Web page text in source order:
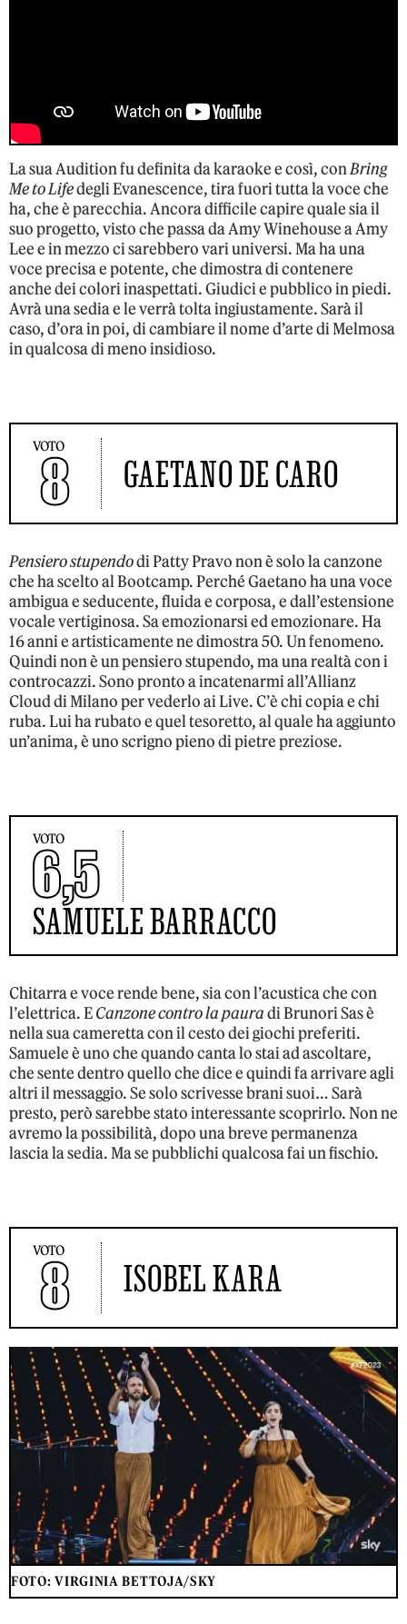
La sua Audition fu definita da karaoke e così, conBring
Me to Lifedegli Evanescence, tira fuori tutta la voce che
ha, che è parecchia. Ancora difficile capire quale sia il
suo progetto, visto che passa da Amy Winehouse a Amy
Lee e in mezzo ci sarebbero vari universi. Ma ha una
voce precisa e potente, che dimostra di contenere
anche dei colori inaspettati. Giudici e pubblico in piedi.
Avrà una sedia e le verrà tolta ingiustamente. Sarà il
caso, d’ora in poi, di cambiare il nome d’arte di Melmosa
in qualcosa di meno insidioso.
VOTO
8 GAETANO DE CARO
Pensiero stupendodi Patty Pravo non è solo la canzone
che ha scelto al Bootcamp. Perché Gaetano ha una voce
ambigua e seducente, fluida e corposa, e dall’estensione
vocale vertiginosa. Sa emozionarsi ed emozionare. Ha
16 anni e artisticamente ne dimostra 50. Un fenomeno.
Quindi non è un pensiero stupendo, ma una realtà con i
controcazzi. Sono pronto a incatenarmi all’Allianz
Cloud di Milano per vederlo ai Live. C’è chi copia e chi
ruba. Lui ha rubato e quel tesoretto, al quale ha aggiunto
un’anima, è uno scrigno pieno di pietre preziose.
VOTO
6,5
SAMUELE BARRACCO
Chitarra e voce rende bene, sia con l’acustica che con
l’elettrica. ECanzone contro la pauradi Brunori Sas è
nella sua cameretta con il cesto dei giochi preferiti.
Samuele è uno che quando canta lo stai ad ascoltare,
che sente dentro quello che dice e quindi fa arrivare agli
altri il messaggio. Se solo scrivesse brani suoi… Sarà
presto, però sarebbe stato interessante scoprirlo. Non ne
avremo la possibilità, dopo una breve permanenza
lascia la sedia. Ma se pubblichi qualcosa fai un fischio.
VOTO
8 ISOBEL KARA
FOTO: VIRGINIA BETTOJA/SKY